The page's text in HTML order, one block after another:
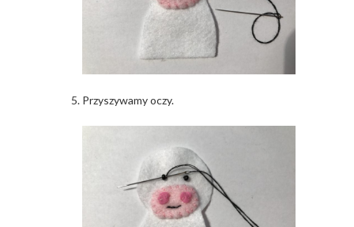
Przyszywamy oczy.